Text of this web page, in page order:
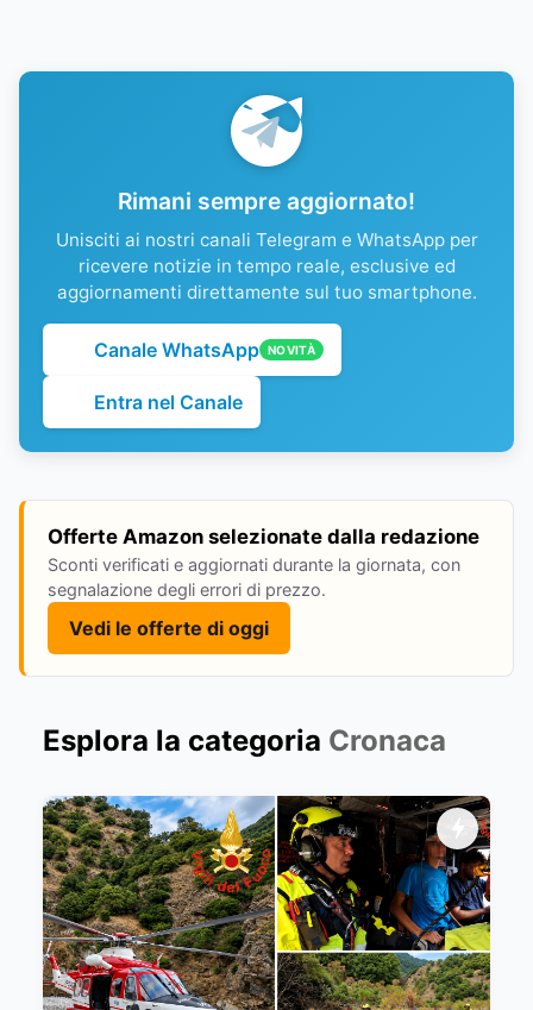
Rimani sempre aggiornato!
Unisciti ai nostri canali Telegram e WhatsApp per
ricevere notizie in tempo reale, esclusive ed
aggiornamenti direttamente sul tuo smartphone.
Canale WhatsApp NOVITÀ
Entra nel Canale
Offerte Amazon selezionate dalla redazione
Sconti verificati e aggiornati durante la giornata, con
segnalazione degli errori di prezzo.
Vedi le offerte di oggi
Esplora la categoria Cronaca